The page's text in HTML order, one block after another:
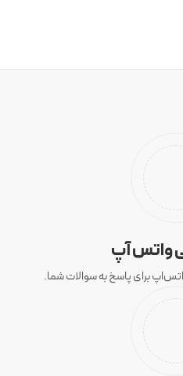
واتس آپ
برای پاسخ به سوالات شما.